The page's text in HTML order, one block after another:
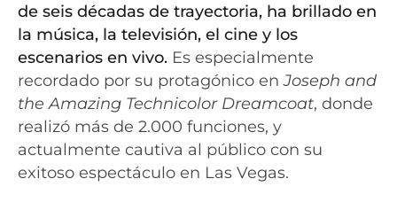
de seis décadas de trayectoria, ha brillado en
la música, la televisión, el cine y los
escenarios en vivo. Es especialmente
recordado por su protagónico enJoseph and
the Amazing Technicolor Dreamcoat, donde
realizó más de 2.000 funciones, y
actualmente cautiva al público con su
exitoso espectáculo en Las Vegas.